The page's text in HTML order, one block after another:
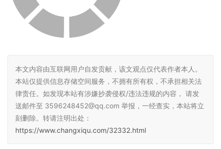
本文内容由互联网用户自发贡献，该文观点仅代表作者本人。
本站仅提供信息存储空间服务，不拥有所有权，不承担相关法
律责任。如发现本站有涉嫌抄袭侵权/违法违规的内容， 请发
送邮件至 3596248452@qq.com 举报，一经查实，本站将立
刻删除。转请注明出处：
https://www.changxiqu.com/32332.html